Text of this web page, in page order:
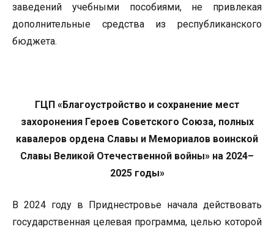
заведений учебными пособиями, не привлекая
дополнительные средства из республиканского
бюджета.
ГЦП «Благоустройство и сохранение мест
захоронения Героев Советского Союза, полных
кавалеров ордена Славы и Мемориалов воинской
Славы Великой Отечественной войны» на 2024–
2025 годы»
В 2024 году в Приднестровье начала действовать
государственная целевая программа, целью которой